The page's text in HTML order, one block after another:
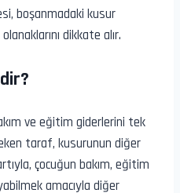
boşanmadaki kusur
dikkate alır.
ve eğitim giderlerini tek
taraf, kusurunun diğer
çocuğun bakım, eğitim
amacıyla diğer